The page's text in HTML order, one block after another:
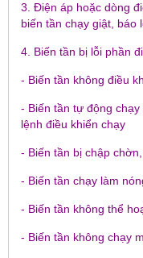
3. Điện áp hoặc dòng
biến tần chạy giật, báo
4. Biến tần bị lỗi phần
- Biến tần không điều
- Biến tần tự động
lệnh điều khiển chạy
- Biến tần bị chập
- Biến tần chạy làm
- Biến tần không thể
- Biến tần không chạy